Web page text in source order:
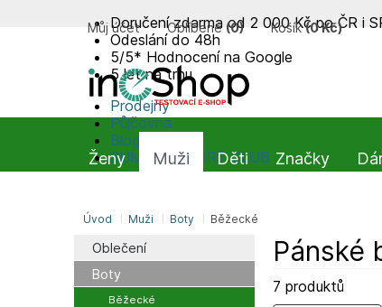
Oblečení
Boty
Běžecké
Pánské
7 produktů
Doručení zdarma od 2 000 Kč po ČR i
Odeslání do 48h
5/5* Hodnocení na Google
5 let na trhu
Prodejny
Půjčovna
Blog
SUMMIT-SPORT CLUB
Můj účet Oblíbené (0) Košík (0 Kč)
Úvod Muži Boty Běžecké
Ženy Muži Děti Značky